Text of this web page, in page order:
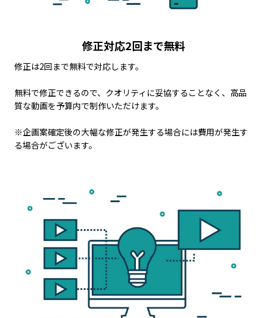
修正対応2回まで無料
修正は2回まで無料で対応します。
無料で修正できるので、クオリティに妥協することなく、高品
質な動画を予算内で制作いただけます。
※企画案確定後の大幅な修正が発生する場合には費用が発生す
る場合がございます。